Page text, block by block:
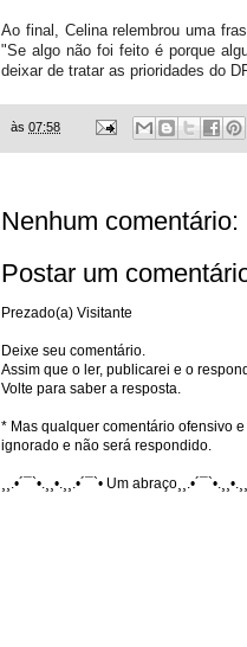
Ao final, Celina relembrou uma
"Se algo não foi feito é porque
deixar de tratar as prioridades do
às 07:58
Nenhum comentário:
Postar um
Prezado(a) Visitante
Deixe seu comentário.
Assim que o ler, publicarei e o
Volte para saber a resposta.
* Mas qualquer comentário ofensivo
ignorado e não será respondido.
¸¸.•´¯`•.¸¸•.¸¸.•´¯`• Um